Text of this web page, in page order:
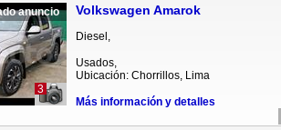
anuncio
3
Volkswagen Amarok
Diesel,
Usados,
Ubicación: Chorrillos, Lima
Más información y detalles